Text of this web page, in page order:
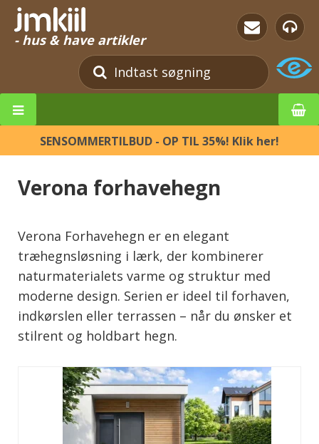
- hus & have artikler
SENSOMMERTILBUD - OP TIL 35%! Klik her!
Verona forhavehegn
Verona Forhavehegn er en elegant
træhegnsløsning i lærk, der kombinerer
naturmaterialets varme og struktur med
moderne design. Serien er ideel til forhaven,
indkørslen eller terrassen – når du ønsker et
stilrent og holdbart hegn.